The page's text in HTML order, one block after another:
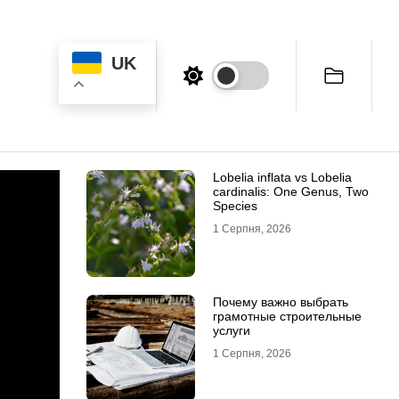
UK
Lobelia inflata vs Lobelia
cardinalis: One Genus, Two
Species
1 Серпня, 2026
Почему важно выбрать
грамотные строительные
услуги
1 Серпня, 2026